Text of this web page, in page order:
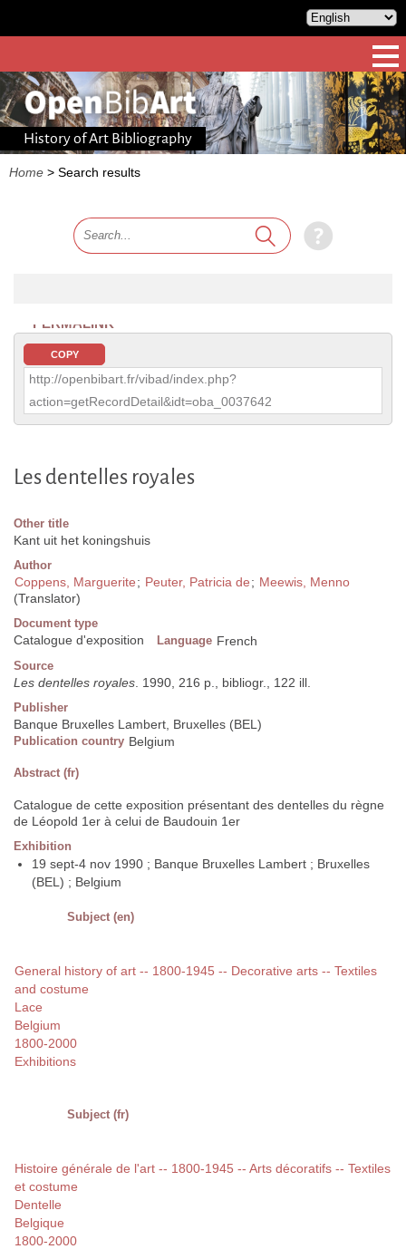
History of Art Bibliography
Home > Search results
PERMALINK
COPY
http://openbibart.fr/vibad/index.php?
action=getRecordDetail&idt=oba_0037642
Les dentelles royales
Other title
Kant uit het koningshuis
Author
Coppens, Marguerite; Peuter, Patricia de; Meewis, Menno
(Translator)
Document type
Catalogue d'exposition Language French
Source
Les dentelles royales. 1990, 216 p., bibliogr., 122 ill.
Publisher
Banque Bruxelles Lambert, Bruxelles (BEL)
Publication country Belgium
Abstract (fr)
Catalogue de cette exposition présentant des dentelles du règne
de Léopold 1er à celui de Baudouin 1er
Exhibition
19 sept-4 nov 1990 ; Banque Bruxelles Lambert ; Bruxelles
(BEL) ; Belgium
Subject (en)
General history of art -- 1800-1945 -- Decorative arts -- Textiles
and costume
Lace
Belgium
1800-2000
Exhibitions
Subject (fr)
Histoire générale de l'art -- 1800-1945 -- Arts décoratifs -- Textiles
et costume
Dentelle
Belgique
1800-2000